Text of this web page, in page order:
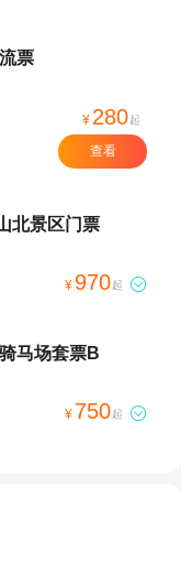
票
¥ 280起
查看
北景区门票
¥ 970起 
马场套票B
¥ 750起 